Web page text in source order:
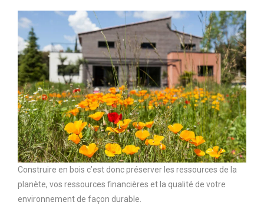
Construire en bois c’est donc préserver les ressources de la
planète, vos ressources financières et la qualité de votre
environnement de façon durable.